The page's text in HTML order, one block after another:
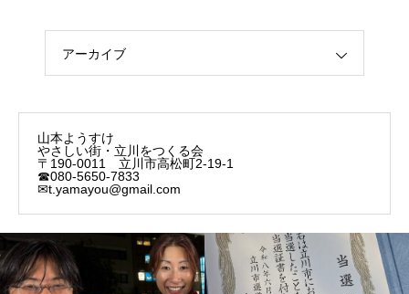
アーカイブ
山本ようすけ
やさしい街・立川をつくる会
〒190-0011 立川市高松町2-19-1
☎080-5650-7833
✉t.yamayou@gmail.com